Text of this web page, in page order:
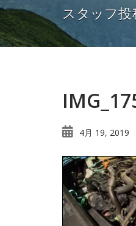
スタッフ投
4月 19, 2019